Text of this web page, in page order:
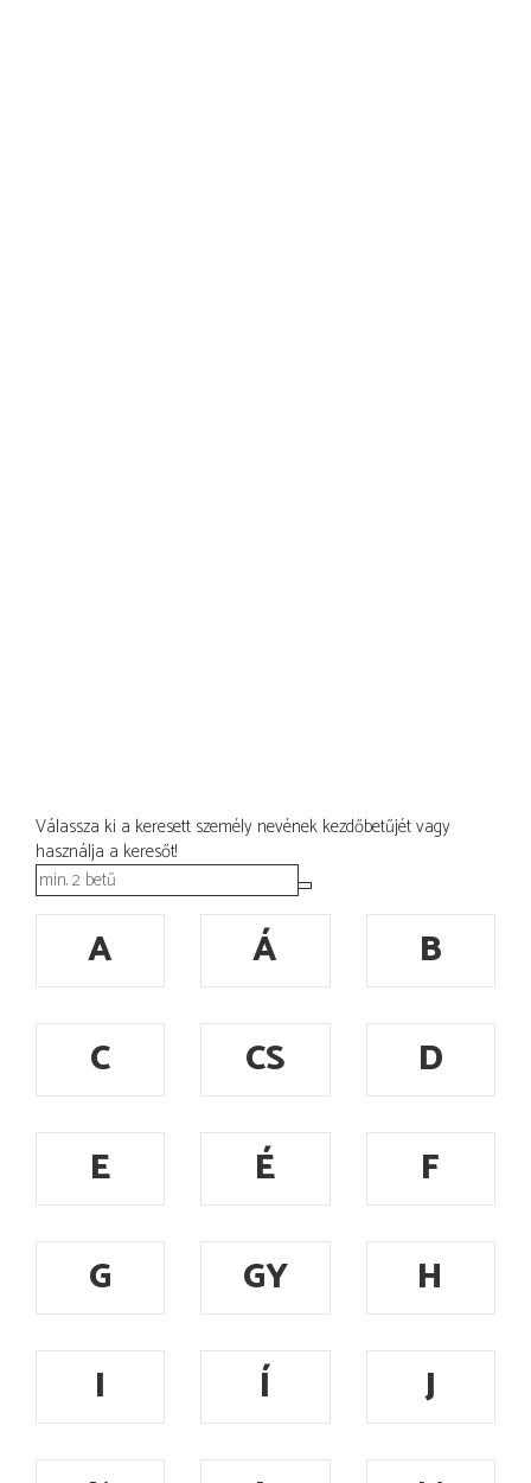
Válassza ki a keresett személy nevének kezdőbetűjét vagy
használja a keresőt!
A Á
B
C
CS
D
E
É
F
G
GY
H
I
Í
J